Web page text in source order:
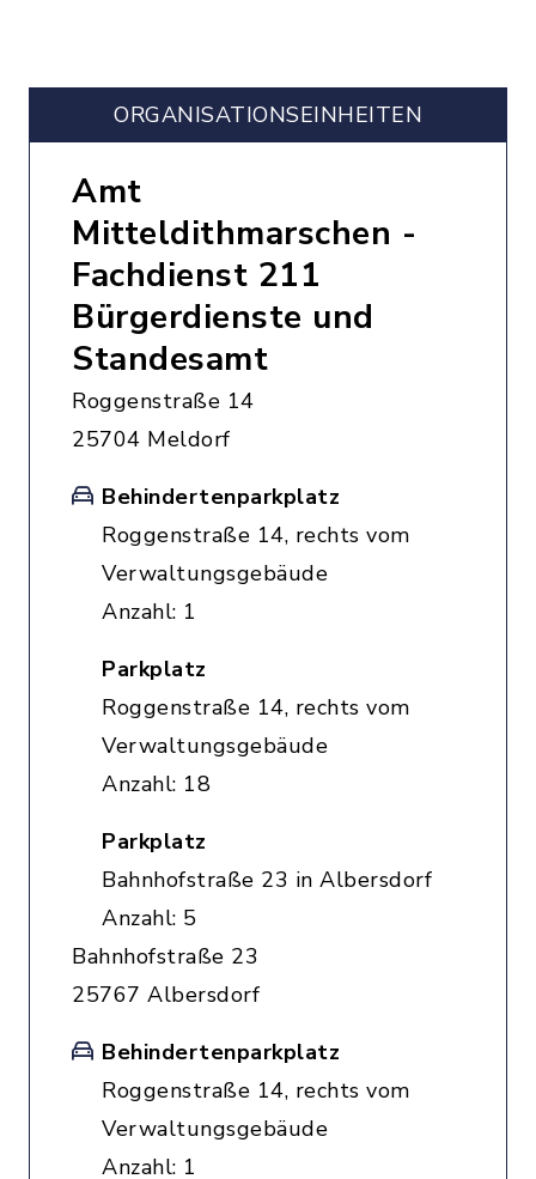
ORGANISATIONS­EINHEITEN
Amt
Mitteldithmarschen -
Fachdienst 211
Bürgerdienste und
Standesamt
Roggenstraße 14
25704 Meldorf
Behindertenparkplatz
Roggenstraße 14, rechts vom
Verwaltungsgebäude
Anzahl: 1
Parkplatz
Roggenstraße 14, rechts vom
Verwaltungsgebäude
Anzahl: 18
Parkplatz
Bahnhofstraße 23 in Albersdorf
Anzahl: 5
Bahnhofstraße 23
25767 Albersdorf
Behindertenparkplatz
Roggenstraße 14, rechts vom
Verwaltungsgebäude
Anzahl: 1